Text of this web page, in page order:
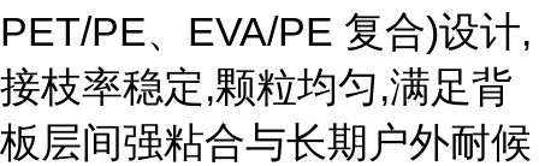
PET/PE、EVA/PE 复合)设计,
接枝率稳定,颗粒均匀,满足背
板层间强粘合与长期户外耐候